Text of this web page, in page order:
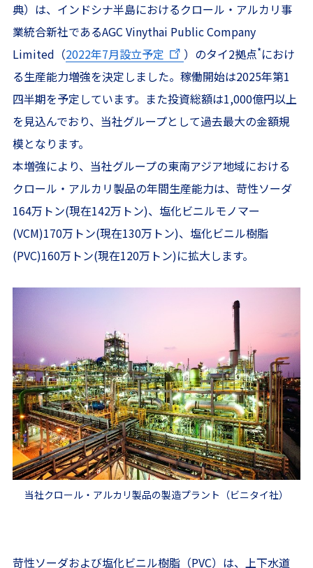
典）は、インドシナ半島におけるクロール・アルカリ事
業統合新社であるAGC Vinythai Public Company
Limited（2022年7月設立予定 ）のタイ2拠点*におけ
る生産能力増強を決定しました。稼働開始は2025年第1
四半期を予定しています。また投資総額は1,000億円以上
を見込んでおり、当社グループとして過去最大の金額規
模となります。
本増強により、当社グループの東南アジア地域における
クロール・アルカリ製品の年間生産能力は、苛性ソーダ
164万トン(現在142万トン)、塩化ビニルモノマー
(VCM)170万トン(現在130万トン)、塩化ビニル樹脂
(PVC)160万トン(現在120万トン)に拡大します。
当社クロール・アルカリ製品の製造プラント（ビニタイ社）
苛性ソーダおよび塩化ビニル樹脂（PVC）は、上下水道